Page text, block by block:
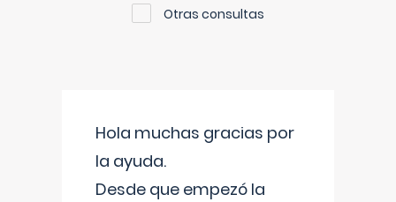
Otras consultas
Hola muchas gracias por
la ayuda.
Desde que empezó la